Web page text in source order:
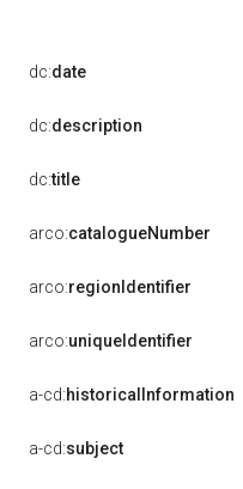
dc:date
dc:description
dc:title
arco:catalogueNumber
arco:regionIdentifier
arco:uniqueIdentifier
a-cd:historicalInformation
a-cd:subject